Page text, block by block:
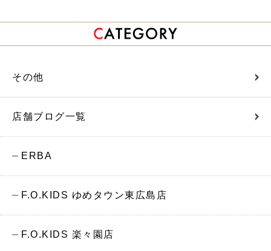
その他
店舗ブログ一覧
ERBA
F.O.KIDS ゆめタウン東広島店
F.O.KIDS 楽々園店